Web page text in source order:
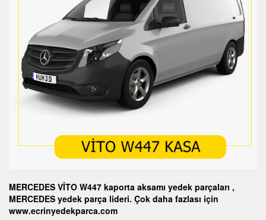
MERCEDES VİTO W447 kaporta aksamı yedek parçaları ,
MERCEDES yedek parça lideri. Çok daha fazlası için
www.ecrinyedekparca.com